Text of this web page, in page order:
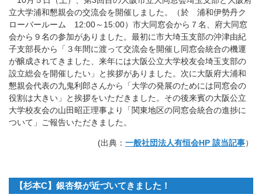
立大学浦和懇親会の交流会を開催しました。（於 浦和伊勢丹ク
ローバールーム 12:00～15:00）市大同窓会から７名、府大同窓
会から９名の参加がありました。最初に市大埼玉支部の沖津由紀
子支部長から「３年間に渡って交流会を開催し同窓会統合の機運
が醸成されてきました、来年には大阪公立大学校友会埼玉支部の
設立総会を開催したい」と挨拶がありました。次に大阪府大浦和
懇親会代表の九鬼利郎さんから「大学の発展のためには同窓会の
役割は大きい」と挨拶をいただきました。その後来賓の大阪公立
大学校友会の山田昭正理事より「関東地区の同窓会統合の進捗に
ついて」ご報告いただきました。
(出典： 一般社団法人有恒会HP 該当記事）
【杉本C】銀杏祭が近づいてきました！